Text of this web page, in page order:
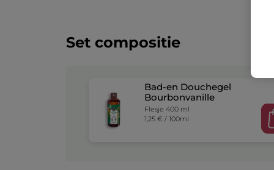
Set compositie
Bad-en Douchegel
Bourbonvanille
Flesje 400 ml
1,25 € / 100ml